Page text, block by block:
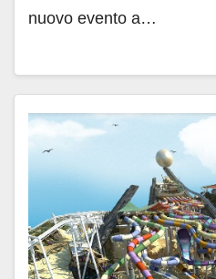
nuovo evento a…